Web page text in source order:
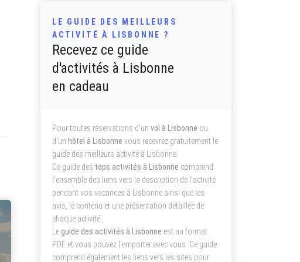
LE GUIDE DES MEILLEURS
ACTIVITÉ À LISBONNE ?
Recevez ce guide
d'activités à Lisbonne
en cadeau
Pour toutes réservations d'un vol à Lisbonne ou
d'un hôtel à Lisbonne vous recevrez gratuitement le
guide des meilleurs activité à Lisbonne.
Ce guide des tops activités à Lisbonne comprend
l'ensemble des liens vers la description de l'activité
pendant vos vacances à Lisbonne ainsi que les
avis, le contenu et une présentation détaillée de
chaque activité.
Le guide des activités à Lisbonne est au format
PDF et vous pouvez l'emporter avec vous. Ce guide
comprend également les liens vers les sites pour